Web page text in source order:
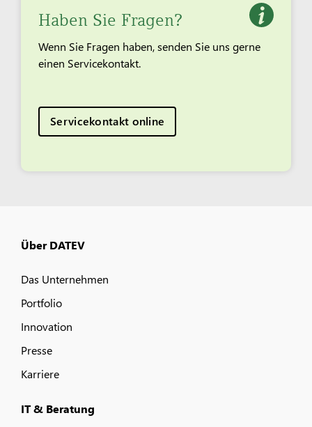
Haben Sie Fragen?
Wenn Sie Fragen haben, senden Sie uns gerne
einen Servicekontakt.
Servicekontakt online
Über DATEV
Das Unternehmen
Portfolio
Innovation
Presse
Karriere
IT & Beratung